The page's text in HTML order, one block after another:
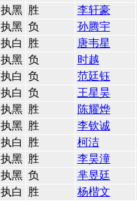
执黑 胜 李轩豪
执黑 负 孙腾宇
执白 胜 唐韦星
执黑 负 时越
执白 负 范廷钰
执白 负 王星昊
执黑 胜 陈耀烨
执黑 胜 李钦诚
执白 胜 柯洁
执黑 胜 李昊潼
执黑 负 芈昱廷
执白 胜 杨楷文